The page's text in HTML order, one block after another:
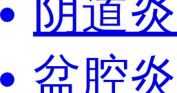
阴道炎
盆腔炎